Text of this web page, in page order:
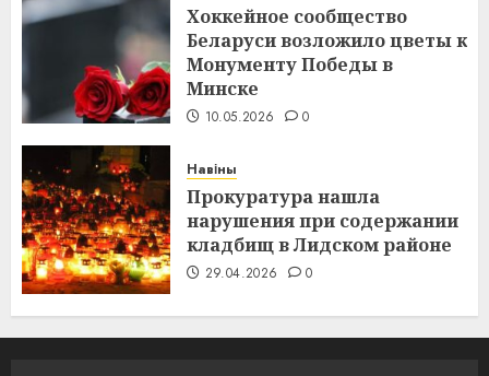
Хоккейное сообщество
Беларуси возложило цветы к
Монументу Победы в
Минске
10.05.2026 0
Навіны
Прокуратура нашла
нарушения при содержании
кладбищ в Лидском районе
29.04.2026 0